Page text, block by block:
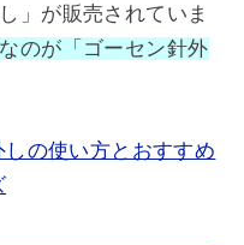
」が販売されていま
のが「ゴーセン針外
しの使い方とおすすめ